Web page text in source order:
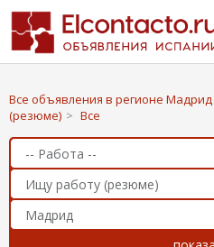
Все объявления в регионе Мадрид
(резюме) > Все